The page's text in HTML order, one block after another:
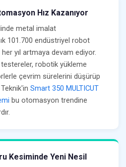
Hız Kazanıyor
metal imalat
101.700 endüstriyel robot
her yıl artmaya devam ediyor.
robotik yükleme
çevrim sürelerini düşürüp
Teknik'in Smart 350 MULTICUT
bu otomasyon trendine
Kesiminde Yeni Nesil